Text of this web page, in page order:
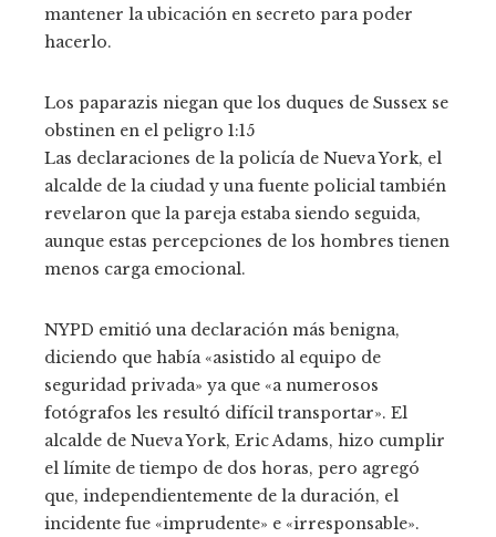
mantener la ubicación en secreto para poder
hacerlo.
Los paparazis niegan que los duques de Sussex se
obstinen en el peligro 1:15
Las declaraciones de la policía de Nueva York, el
alcalde de la ciudad y una fuente policial también
revelaron que la pareja estaba siendo seguida,
aunque estas percepciones de los hombres tienen
menos carga emocional.
NYPD emitió una declaración más benigna,
diciendo que había «asistido al equipo de
seguridad privada» ya que «a numerosos
fotógrafos les resultó difícil transportar». El
alcalde de Nueva York, Eric Adams, hizo cumplir
el límite de tiempo de dos horas, pero agregó
que, independientemente de la duración, el
incidente fue «imprudente» e «irresponsable».